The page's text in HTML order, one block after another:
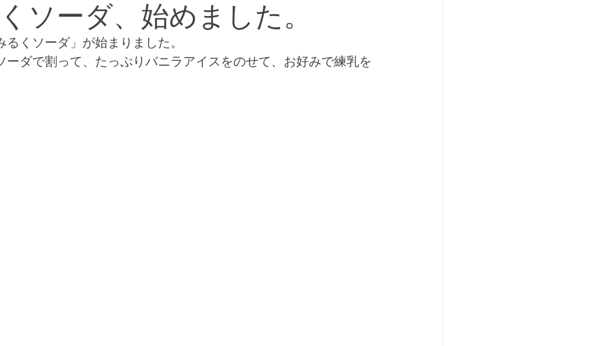
ソーダ、始めました。
くソーダ」が始まりました。
ーダで割って、たっぷりバニラアイスをのせて、お好みで練乳を